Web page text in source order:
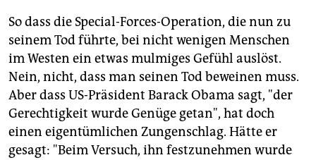
So dass die Special-Forces-Operation, die nun zu
seinem Tod führte, bei nicht wenigen Menschen
im Westen ein etwas mulmiges Gefühl auslöst.
Nein, nicht, dass man seinen Tod beweinen muss.
Aber dass US-Präsident Barack Obama sagt, "der
Gerechtigkeit wurde Genüge getan", hat doch
einen eigentümlichen Zungenschlag. Hätte er
gesagt: "Beim Versuch, ihn festzunehmen wurde